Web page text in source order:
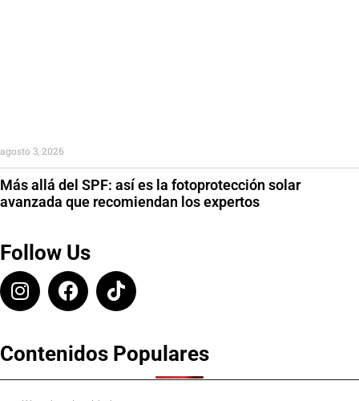
Más allá del SPF: así es la fotoprotección solar
avanzada que recomiendan los expertos
agosto 3, 2026
Follow Us
Contenidos Populares